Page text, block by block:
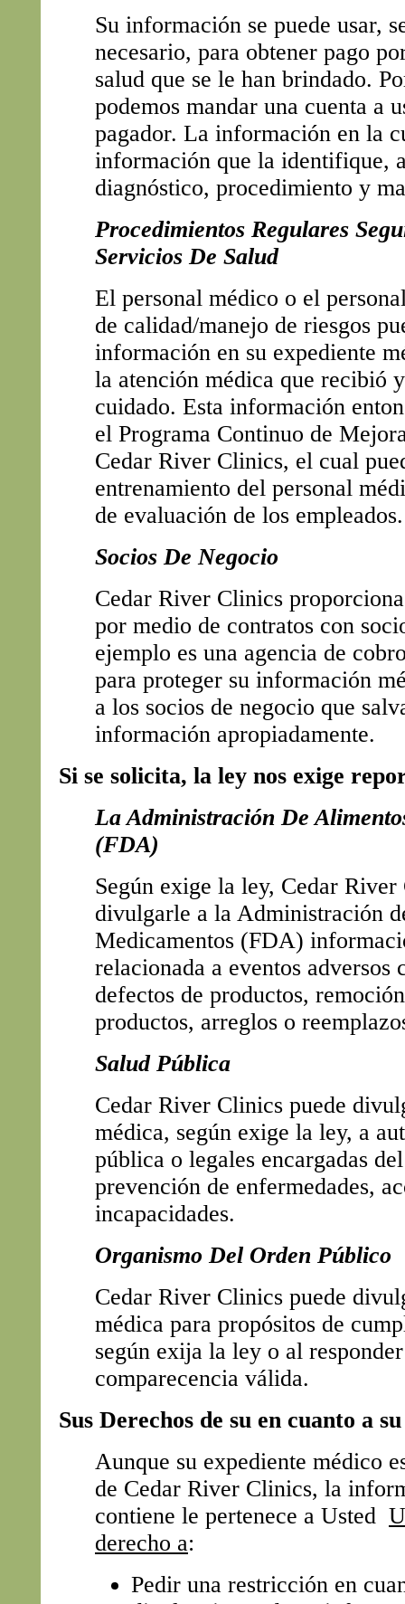
Su información se puede usar,
necesario, para obtener pago
salud que se le han brindado.
podemos mandar una cuenta a
pagador. La información en la
información que la identifique,
diagnóstico, procedimiento y
Procedimientos Regulares
Servicios De Salud
El personal médico o el
de calidad/manejo de riesgos
información en su expediente
la atención médica que recibió
cuidado. Esta información
el Programa Continuo de
Cedar River Clinics, el cual
entrenamiento del personal
de evaluación de los empleados.
Socios De Negocio
Cedar River Clinics
por medio de contratos con
ejemplo es una agencia de
para proteger su información
a los socios de negocio que
información apropiadamente.
Si se solicita, la ley nos exige
La Administración De
(FDA)
Según exige la ley, Cedar
divulgarle a la Administración
Medicamentos (FDA)
relacionada a eventos adversos
defectos de productos,
productos, arreglos o
Salud Pública
Cedar River Clinics puede
médica, según exige la ley, a
pública o legales encargadas
prevención de enfermedades,
incapacidades.
Organismo Del Orden Público
Cedar River Clinics puede
médica para propósitos de
según exija la ley o al
comparecencia válida.
Sus Derechos de su en cuanto a
Aunque su expediente médico
de Cedar River Clinics, la
contiene le pertenece a Usted
derecho a:
Pedir una restricción en